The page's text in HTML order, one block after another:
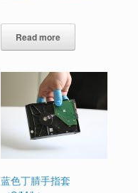
Read more
蓝色丁腈手指套